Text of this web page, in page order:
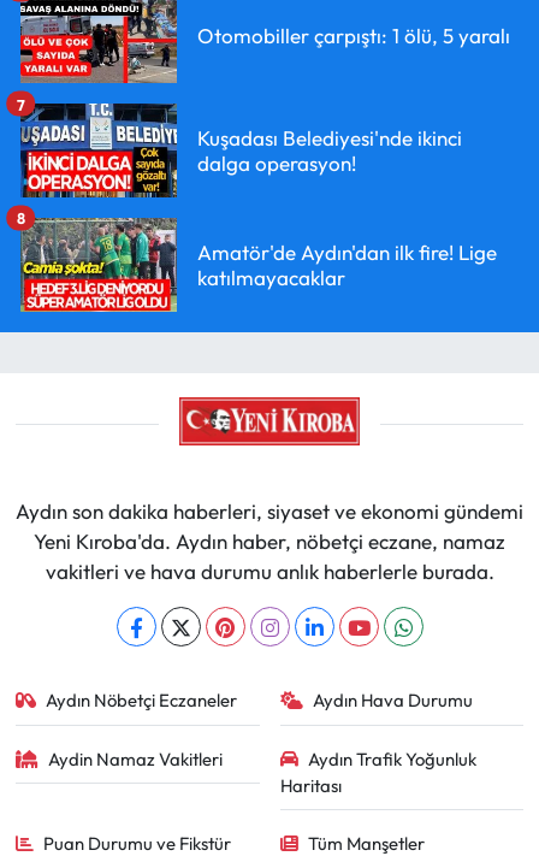
Otomobiller çarpıştı: 1 ölü, 5 yaralı
Kuşadası Belediyesi'nde ikinci
dalga operasyon!
7
Amatör'de Aydın'dan ilk fire! Lige
katılmayacaklar
8
Aydın son dakika haberleri, siyaset ve ekonomi gündemi
Yeni Kıroba'da. Aydın haber, nöbetçi eczane, namaz
vakitleri ve hava durumu anlık haberlerle burada.
Aydın Nöbetçi Eczaneler Aydın Hava Durumu
Aydin Namaz Vakitleri
Aydın Trafik Yoğunluk
Haritası
Puan Durumu ve Fikstür Tüm Manşetler